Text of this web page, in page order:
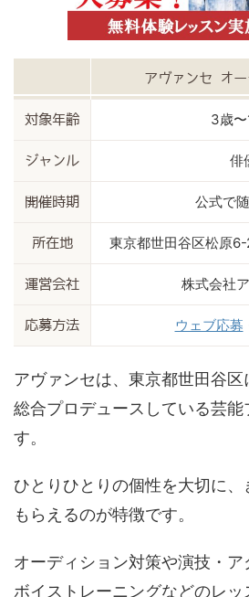
アヴァンセ オ
対象年齢 3歳
ジャンル 俳
開催時期 公式で
所在地 東京都世田谷区松原
運営会社 株式会社
応募方法 ウェブ応募
アヴァンセは、東京都世田谷
総合プロデュースしている芸
す。
ひとりひとりの個性を大切に
もらえるのが特徴です。
オーディション対策や演技・ア
ボイストレーニングなどのレ